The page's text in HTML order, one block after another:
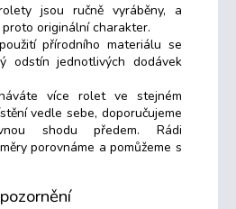
jsou ručně vyráběny, a
proto originální charakter.
přírodního materiálu se
odstín jednotlivých dodávek
více rolet ve stejném
vedle sebe, doporučujeme
shodu předem. Rádi
porovnáme a pomůžeme s